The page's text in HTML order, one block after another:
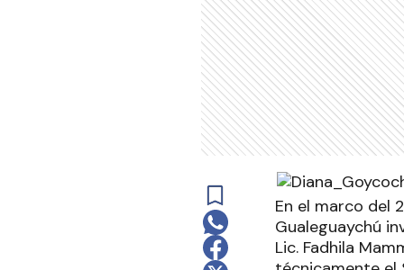
En el marco del
Gualeguaychú
Lic. Fadhila